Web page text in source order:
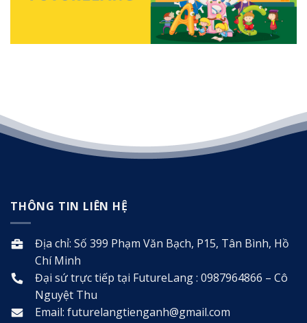
THÔNG TIN LIÊN HỆ
Địa chỉ: Số 399 Phạm Văn Bạch, P15, Tân Bình, Hồ
Chí Minh
Đại sứ trực tiếp tại FutureLang : 0987964866 – Cô
Nguyệt Thu
Email: futurelangtienganh@gmail.com